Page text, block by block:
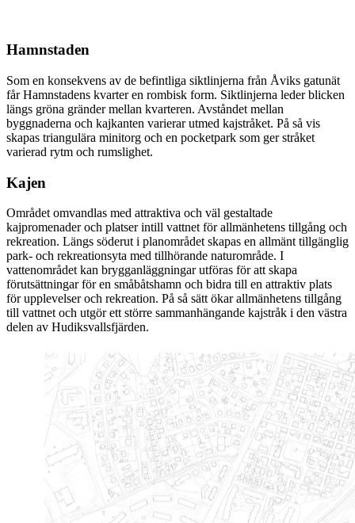
Hamnstaden
Som en konsekvens av de befintliga siktlinjerna från Åviks gatunät
får Hamnstadens kvarter en rombisk form. Siktlinjerna leder blicken
längs gröna gränder mellan kvarteren. Avståndet mellan
byggnaderna och kajkanten varierar utmed kajstråket. På så vis
skapas triangulära minitorg och en pocketpark som ger stråket
varierad rytm och rumslighet.
Kajen
Området omvandlas med attraktiva och väl gestaltade
kajpromenader och platser intill vattnet för allmänhetens tillgång och
rekreation. Längs söderut i planområdet skapas en allmänt tillgänglig
park- och rekreationsyta med tillhörande naturområde. I
vattenområdet kan brygganläggningar utföras för att skapa
förutsättningar för en småbåtshamn och bidra till en attraktiv plats
för upplevelser och rekreation. På så sätt ökar allmänhetens tillgång
till vattnet och utgör ett större sammanhängande kajstråk i den västra
delen av Hudiksvallsfjärden.